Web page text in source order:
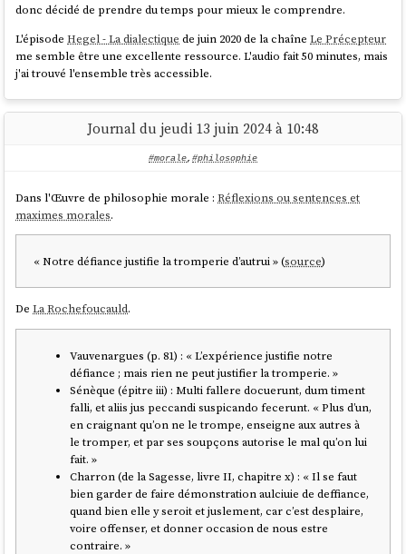
ce cas, je vous invite à regarder cette vidéo de présentation du projet
par MrPhi :Le plus gros projet de ma chaîne !
Personnellement, je suis le travail de MrPhi depuis bientôt 10 ans,
principalement via ses vidéos. J'ai aussi beaucoup aimé ses deux livres
philosophiques : De Platon à Russell» (lien) et 3 exemplaires de «La
parole aux machines - Philosophie des grands modèles de langage
(lien), qui aborde les LLM sous l'angle de la philosophie de l'esprit
Il s'agit probablement du créateur de contenu en qui j'ai le plus
confiance, car depuis tout ce temps, il fait preuve d'une intransigeance
absolue sur la qualité — que ce soit dans ses vidéos, ses livres, son
choix des sources ou la rigueur de ses arguments.
Alors, si vous voulez faire plaisir à mon moi du futur 🤗, vous pouvez
contribuer à ce projet — même 5 € — pour que je puisse me délecter
😋 des interviews de Hobbes, Spinoza, etc.
donc décidé de prendre du temps pour mieux le comprendre.
L'épisodeHegel - La dialectique de juin 2020 de la chaîneLe Précepteur
me semble être une excellente ressource. L'audio fait 50 minutes, mais
j'ai trouvé l'ensemble très accessible.
Journal du jeudi 13 juin 2024 à 10:48
#morale, #philosophie
Dans l'Œuvre de philosophie morale :Réflexions ou sentences et
maximes morales.
« Notre défiance justifie la tromperie d’autrui » (source)
DeLa Rochefoucauld.
Vauvenargues (p. 81) : « L’expérience justifie notre
défiance ; mais rien ne peut justifier la tromperie. »
Sénèque (épitre iii) : Multi fallere docuerunt, dum timent
falli, et aliis jus peccandi suspicando fecerunt. « Plus d’un,
en craignant qu’on ne le trompe, enseigne aux autres à
le tromper, et par ses soupçons autorise le mal qu’on lui
fait. »
Charron (de la Sagesse, livre II, chapitre x) : « Il se faut
bien garder de faire démonstration aulciuie de deffiance,
quand bien elle y seroit et juslement, car c’est desplaire,
voire offenser, et donner occasion de nous estre
contraire. »